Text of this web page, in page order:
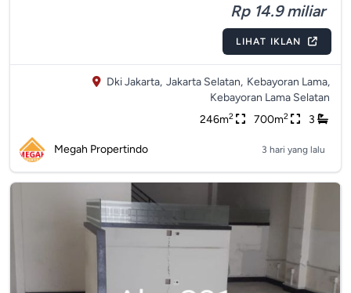
Rp 14.9 miliar
LIHAT IKLAN
Dki Jakarta, Jakarta Selatan, Kebayoran Lama,
Kebayoran Lama Selatan
246m2 700m2 3
Megah Propertindo 3 hari yang lalu